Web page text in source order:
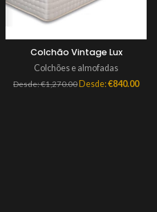
Colchão Vintage Lux
Colchões e almofadas
Desde:€1,270.00 Desde:€840.00